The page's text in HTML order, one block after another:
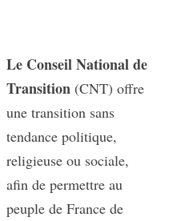
Le Conseil National de
Transition (CNT) offre
une transition sans
tendance politique,
religieuse ou sociale,
afin de permettre au
peuple de France de